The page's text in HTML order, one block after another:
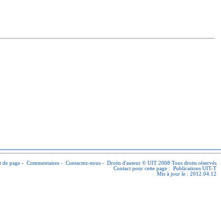
de page - Commentaires - Contactez-nous - Droits d'auteur © UIT 2008 Tous droits réservés
Contact pour cette page : Publications UIT-T
Mis à jour le : 2012.04.12